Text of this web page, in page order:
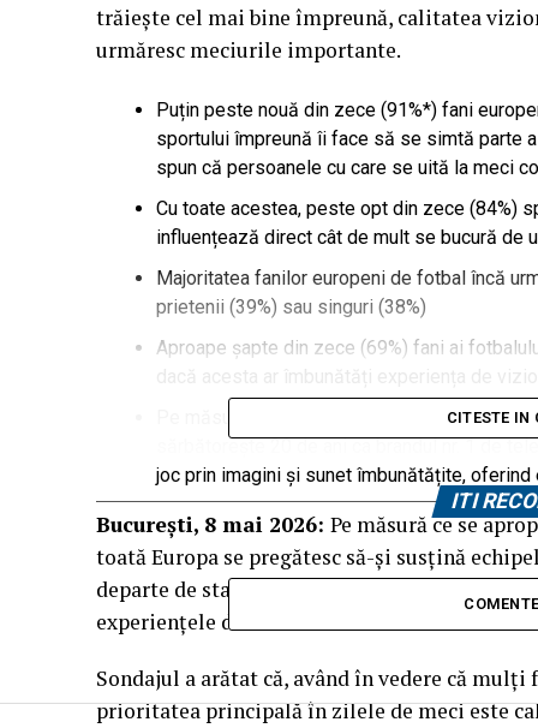
trăiește cel mai bine împreună, calitatea
urmăresc meciurile importante.
Puțin peste nouă din zece (91%*) fani
sportului împreună îi face să se simtă parte
spun că persoanele cu care se uită la meci
Cu toate acestea, peste opt din zece (84%)
influențează direct cât de mult se bucură de
Majoritatea fanilor europeni de fotbal încă
prietenii (39%) sau singuri (38%)
Aproape șapte din zece (69%) fani ai
Pe măsură ce ne apropiem de o vară
sărbătorește 20 de ani ca brandul nr. 1 de
joc prin imagini și sunet îmbunătățite,
București, 8 mai 2026: Pe măsură ce se
toată Europa se pregătesc să-și susțină
departe de stadion, un nou studiu realizat de
experiențele din ziua meciului sunt la fel.
Sondajul a arătat că, având în vedere că
prioritatea principală în zilele de meci este
CITESTE IN
ITI